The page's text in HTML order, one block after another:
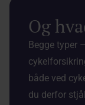
Og
Begge typer
både ved
du derfor